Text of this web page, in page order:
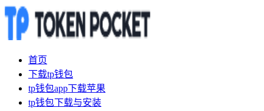
首页
下载tp钱包
tp钱包app下载苹果
tp钱包下载与安装